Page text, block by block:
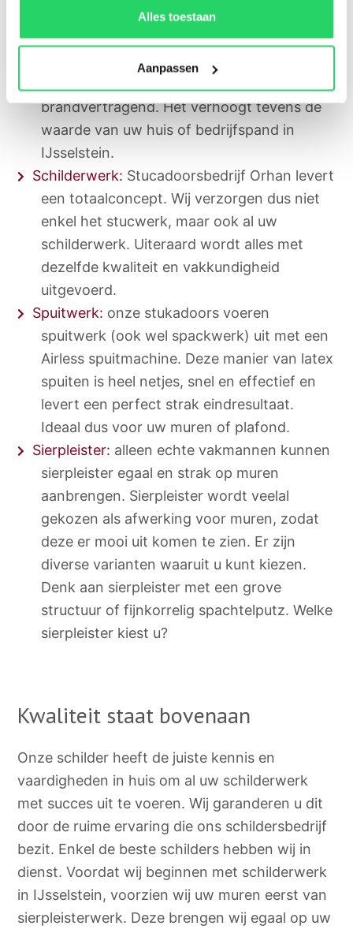
Alles toestaan
Aanpassen
dé ideale basis voor sterke muren, waar u
desgewenst eenvoudig overheen kunt
schilderen. Ons stucwerk is van hoge
brandvertragend. Het verhoogt tevens de
waarde van uw huis of bedrijfspand in
IJsselstein.
Schilderwerk: Stucadoorsbedrijf Orhan levert
een totaalconcept. Wij verzorgen dus niet
enkel het stucwerk, maar ook al uw
schilderwerk. Uiteraard wordt alles met
dezelfde kwaliteit en vakkundigheid
uitgevoerd.
Spuitwerk: onze stukadoors voeren
spuitwerk (ook wel spackwerk) uit met een
Airless spuitmachine. Deze manier van latex
spuiten is heel netjes, snel en effectief en
levert een perfect strak eindresultaat.
Ideaal dus voor uw muren of plafond.
Sierpleister: alleen echte vakmannen kunnen
sierpleister egaal en strak op muren
aanbrengen. Sierpleister wordt veelal
gekozen als afwerking voor muren, zodat
deze er mooi uit komen te zien. Er zijn
diverse varianten waaruit u kunt kiezen.
Denk aan sierpleister met een grove
structuur of fijnkorrelig spachtelputz. Welke
sierpleister kiest u?
Kwaliteit staat bovenaan
Onze schilder heeft de juiste kennis en
vaardigheden in huis om al uw schilderwerk
met succes uit te voeren. Wij garanderen u dit
door de ruime ervaring die ons schildersbedrijf
bezit. Enkel de beste schilders hebben wij in
dienst. Voordat wij beginnen met schilderwerk
in IJsselstein, voorzien wij uw muren eerst van
sierpleisterwerk. Deze brengen wij egaal op uw